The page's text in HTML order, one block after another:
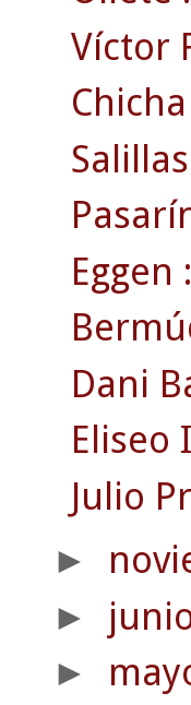
Víctor
Dani
Eliseo
Julio
►
►
►